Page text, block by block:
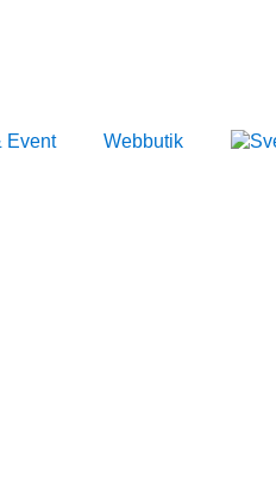
Event Webbutik